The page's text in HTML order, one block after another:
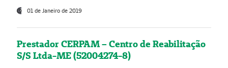
01 de Janeiro de 2019
Prestador CERPAM – Centro de Reabilitação
S/S Ltda-ME (52004274-8)